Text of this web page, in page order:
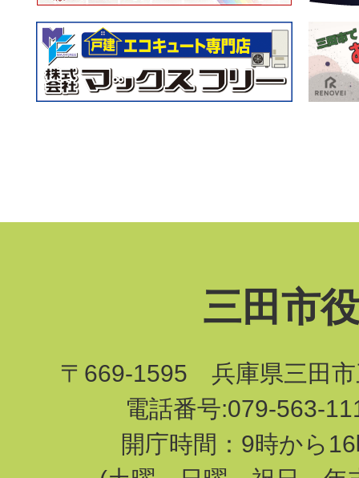
三田市
〒669-1595 兵庫県三田市
電話番号:079-563-
開庁時間：9時から